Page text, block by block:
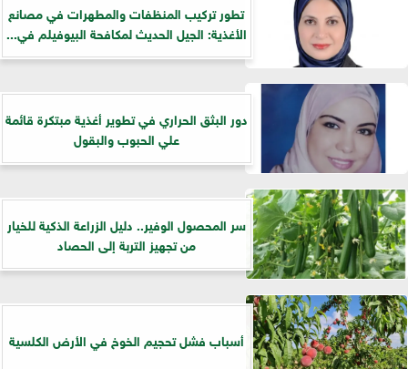
تطور تركيب المنظفات والمطهرات في مصانع
الأغذية: الجيل الحديث لمكافحة البيوفيلم في...
دور البثق الحراري في تطوير أغذية مبتكرة قائمة
علي الحبوب والبقول
سر المحصول الوفير.. دليل الزراعة الذكية للخيار
من تجهيز التربة إلى الحصاد
أسباب فشل تحجيم الخوخ في الأرض الكلسية